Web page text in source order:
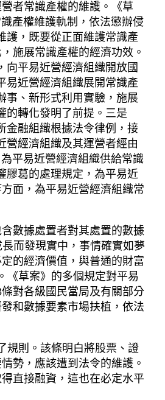
者常識產權的維護。《草
產權維護軌制，依法懲辦侵
護，既要從正面維護常識產
施展常識產權的經濟功效。
向平易近營經濟組織開放國
易近營經濟組織展開常識產
事、新形式利用實驗，施展
的轉化發明了前提。三是
金融組織根據法令律例，接
營經濟組織及其運營者經由
平易近營經濟組織供給常識
膠葛的處理規定，為平易近
面，為平易近營經濟組織常
數據處置者對其處置的數據
而發現實中，事情確實如夢
的經濟價值，與普通的財富
《草案》的多個規定對平易
對各級國民當局及有關部分
和數據要素市場扶植，依法
規則。該條明白將股票、證
勢，應該遭到法令的維護。
直接融資，這也在必定水平